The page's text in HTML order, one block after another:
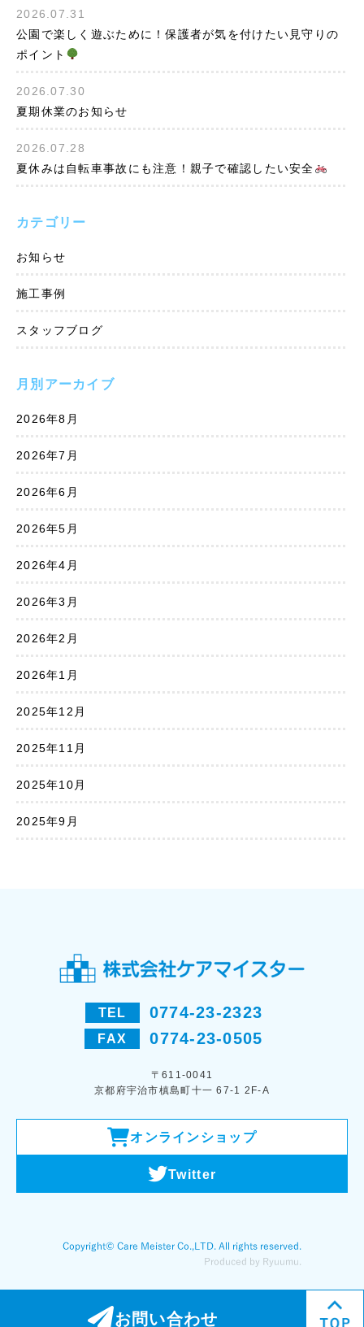
2026.07.31
公園で楽しく遊ぶために！保護者が気を付けたい見守りの
ポイント
2026.07.30
夏期休業のお知らせ
2026.07.28
夏休みは自転車事故にも注意！親子で確認したい安全
カテゴリー
お知らせ
施工事例
スタッフブログ
月別アーカイブ
2026年8月
2026年7月
2026年6月
2026年5月
2026年4月
2026年3月
2026年2月
2026年1月
2025年12月
2025年11月
2025年10月
2025年9月
TEL 0774-23-2323
FAX 0774-23-0505
〒611-0041
京都府宇治市槙島町十一 67-1 2F-A
オンラインショップ
Twitter
お問い合わせ